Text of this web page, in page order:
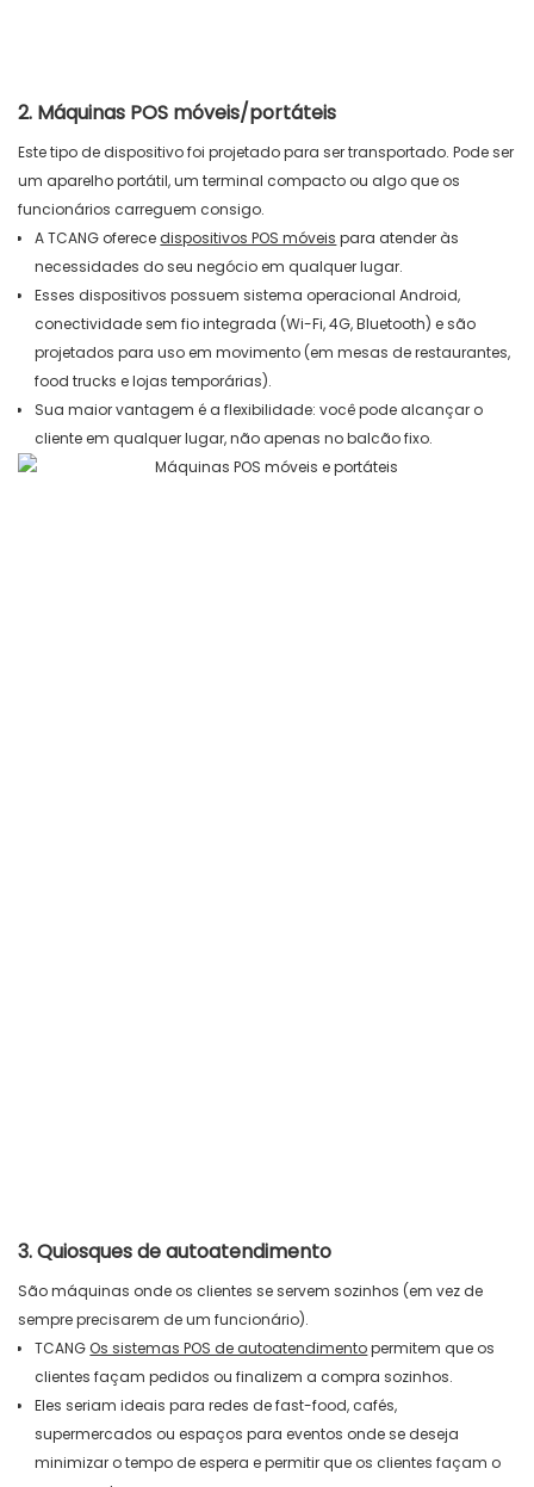
2. Máquinas POS móveis/portáteis
Este tipo de dispositivo foi projetado para ser transportado. Pode ser
um aparelho portátil, um terminal compacto ou algo que os
funcionários carreguem consigo.
A TCANG oferecedispositivos POS móveis para atender às
necessidades do seu negócio em qualquer lugar.
Esses dispositivos possuem sistema operacional Android,
conectividade sem fio integrada (Wi-Fi, 4G, Bluetooth) e são
projetados para uso em movimento (em mesas de restaurantes,
food trucks e lojas temporárias).
Sua maior vantagem é a flexibilidade: você pode alcançar o
cliente em qualquer lugar, não apenas no balcão fixo.
3. Quiosques de autoatendimento
São máquinas onde os clientes se servem sozinhos (em vez de
sempre precisarem de um funcionário).
TCANGOs sistemas POS de autoatendimentopermitem que os
clientes façam pedidos ou finalizem a compra sozinhos.
Eles seriam ideais para redes de fast-food, cafés,
supermercados ou espaços para eventos onde se deseja
minimizar o tempo de espera e permitir que os clientes façam o